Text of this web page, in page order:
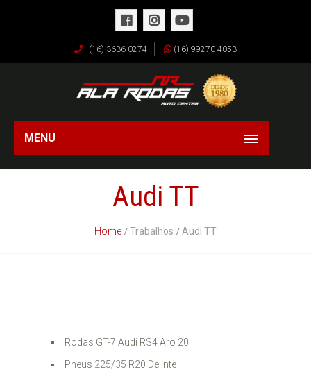
(16) 3636-0274 (16) 99270-4053
MENU
Audi TT
Home Trabalhos Audi TT
Rodas GT-7 Audi RS4 Aro 20
Pneus 225/35 R20 Delinte